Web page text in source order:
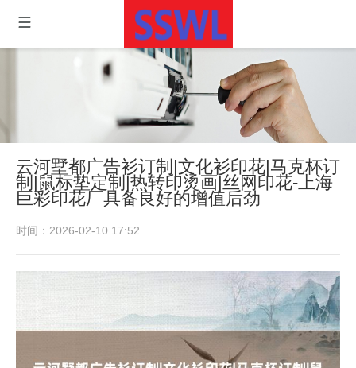
云河墅都广告衫订制|文化衫印花|马克杯订
制|鼠标垫定制|热转印烫画|丝网印花-上海
巨彩印花厂具备良好的增值后劲
时间：2026-02-10 17:52